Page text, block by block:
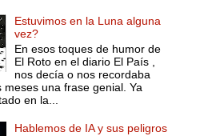
Estuvimos en la Luna alguna
vez?
En esos toques de humor de
El Roto en el diario El País ,
nos decía o nos recordaba
meses una frase genial. Ya
en la...
Hablemos de IA y sus peligros